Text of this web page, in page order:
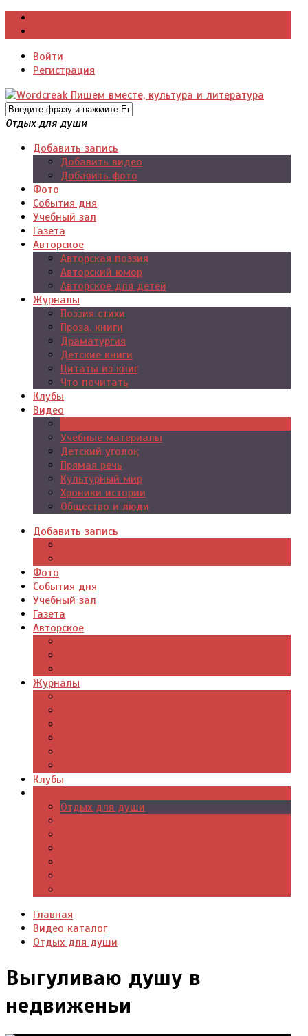
Войти
Регистрация
Отдых для души
Добавить запись
Добавить видео
Добавить фото
Фото
События дня
Учебный зал
Газета
Авторское
Авторская поэзия
Авторский юмор
Авторское для детей
Журналы
Поэзия стихи
Проза, книги
Драматургия
Детские книги
Цитаты из книг
Что почитать
Клубы
Видео
Учебные материалы
Детский уголок
Прямая речь
Культурный мир
Хроники истории
Общество и люди
Добавить запись
Фото
События дня
Учебный зал
Газета
Авторское
Журналы
Клубы
Отдых для души
Главная
Видео каталог
Отдых для души
Выгуливаю душу в
недвиженьи